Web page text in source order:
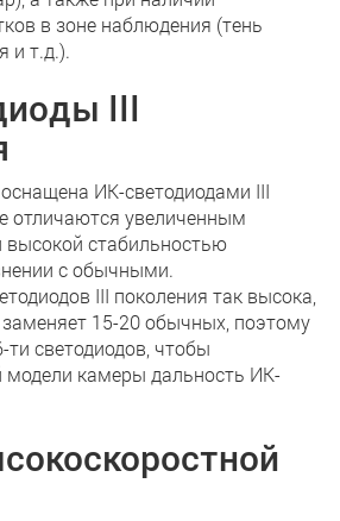
в зоне наблюдения (тень
и т.д.).
III
ИК-светодиодами III
отличаются увеличенным
высокой стабильностью
с обычными.
III поколения так высока,
15-20 обычных, поэтому
ти светодиодов, чтобы
модели камеры дальность ИК-